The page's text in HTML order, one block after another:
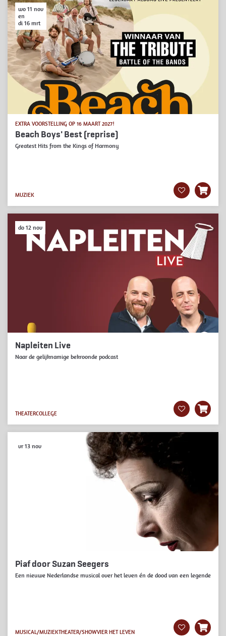
Beach Boys' Best (reprise)
Greatest Hits from the Kings of Harmony
EXTRA VOORSTELLING OP 16 MAART 2027!
wo 11 nov
en
di 16 mrt
MUZIEK
Napleiten Live
Naar de gelijknamige bekroonde podcast
do 12 nov
THEATERCOLLEGE
Piaf door Suzan Seegers
Een nieuwe Nederlandse musical over het leven én de dood van een legende
vr 13 nov
MUSICAL/MUZIEKTHEATER/SHOWVIER HET LEVEN